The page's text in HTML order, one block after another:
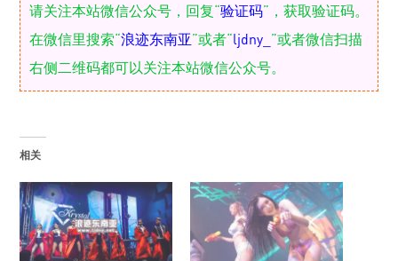
请关注本站微信公众号，回复“验证码”，获取验证码。
在微信里搜索“浪迹东南亚”或者“ljdny_ ”或者微信扫描
右侧二维码都可以关注本站微信公众号。
相关